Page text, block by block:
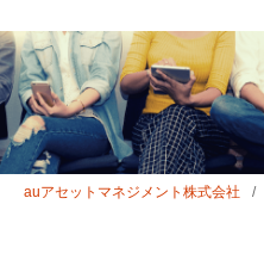
最高運用責任者メッセージ
運用哲学・理念
auアセットマネジメント株式会社